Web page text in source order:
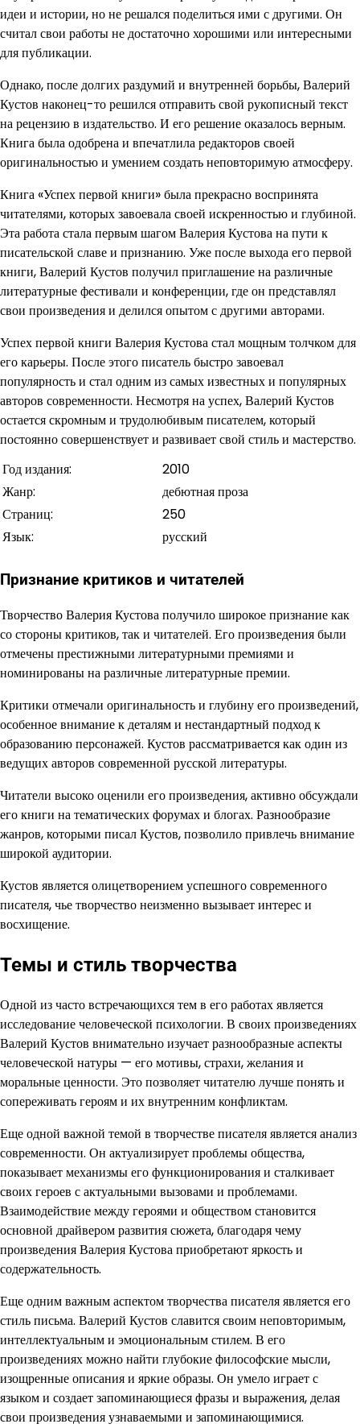
идеи и истории, но не решался поделиться ими с другими. Он
считал свои работы не достаточно хорошими или интересными
для публикации.
Однако, после долгих раздумий и внутренней борьбы, Валерий
Кустов наконец-то решился отправить свой рукописный текст
на рецензию в издательство. И его решение оказалось верным.
Книга была одобрена и впечатлила редакторов своей
оригинальностью и умением создать неповторимую атмосферу.
Книга «Успех первой книги» была прекрасно воспринята
читателями, которых завоевала своей искренностью и глубиной.
Эта работа стала первым шагом Валерия Кустова на пути к
писательской славе и признанию. Уже после выхода его первой
книги, Валерий Кустов получил приглашение на различные
литературные фестивали и конференции, где он представлял
свои произведения и делился опытом с другими авторами.
Успех первой книги Валерия Кустова стал мощным толчком для
его карьеры. После этого писатель быстро завоевал
популярность и стал одним из самых известных и популярных
авторов современности. Несмотря на успех, Валерий Кустов
остается скромным и трудолюбивым писателем, который
постоянно совершенствует и развивает свой стиль и мастерство.
Год издания:
2010
Жанр:
дебютная проза
Страниц:
250
Язык:
русский
Признание критиков и читателей
Творчество Валерия Кустова получило широкое признание как
со стороны критиков, так и читателей. Его произведения были
отмечены престижными литературными премиями и
номинированы на различные литературные премии.
Критики отмечали оригинальность и глубину его произведений,
особенное внимание к деталям и нестандартный подход к
образованию персонажей. Кустов рассматривается как один из
ведущих авторов современной русской литературы.
Читатели высоко оценили его произведения, активно обсуждали
его книги на тематических форумах и блогах. Разнообразие
жанров, которыми писал Кустов, позволило привлечь внимание
широкой аудитории.
Кустов является олицетворением успешного современного
писателя, чье творчество неизменно вызывает интерес и
восхищение.
Темы и стиль творчества
Одной из часто встречающихся тем в его работах является
исследование человеческой психологии. В своих произведениях
Валерий Кустов внимательно изучает разнообразные аспекты
человеческой натуры — его мотивы, страхи, желания и
моральные ценности. Это позволяет читателю лучше понять и
сопереживать героям и их внутренним конфликтам.
Еще одной важной темой в творчестве писателя является анализ
современности. Он актуализирует проблемы общества,
показывает механизмы его функционирования и сталкивает
своих героев с актуальными вызовами и проблемами.
Взаимодействие между героями и обществом становится
основной драйвером развития сюжета, благодаря чему
произведения Валерия Кустова приобретают яркость и
содержательность.
Еще одним важным аспектом творчества писателя является его
стиль письма. Валерий Кустов славится своим неповторимым,
интеллектуальным и эмоциональным стилем. В его
произведениях можно найти глубокие философские мысли,
изощренные описания и яркие образы. Он умело играет с
языком и создает запоминающиеся фразы и выражения, делая
свои произведения узнаваемыми и запоминающимися.